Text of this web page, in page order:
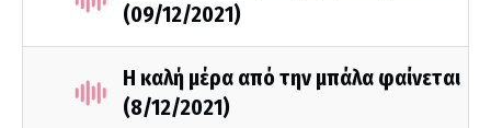
(09/12/2021)
Η καλή μέρα από την μπάλα φαίνεται
(8/12/2021)